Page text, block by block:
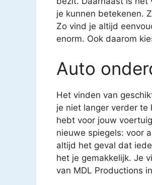
je kunnen betekenen.
Zo vind je altijd
enorm. Ook daarom
Auto
Het vinden van
je niet langer verder te
hebt voor jouw
nieuwe spiegels: voor
altijd het geval dat
het je gemakkelijk. Je
van MDL Productions